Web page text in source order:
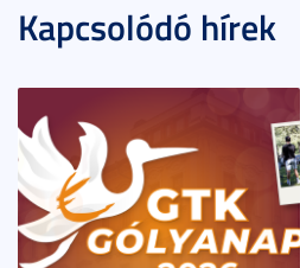
Kapcsolódó hírek